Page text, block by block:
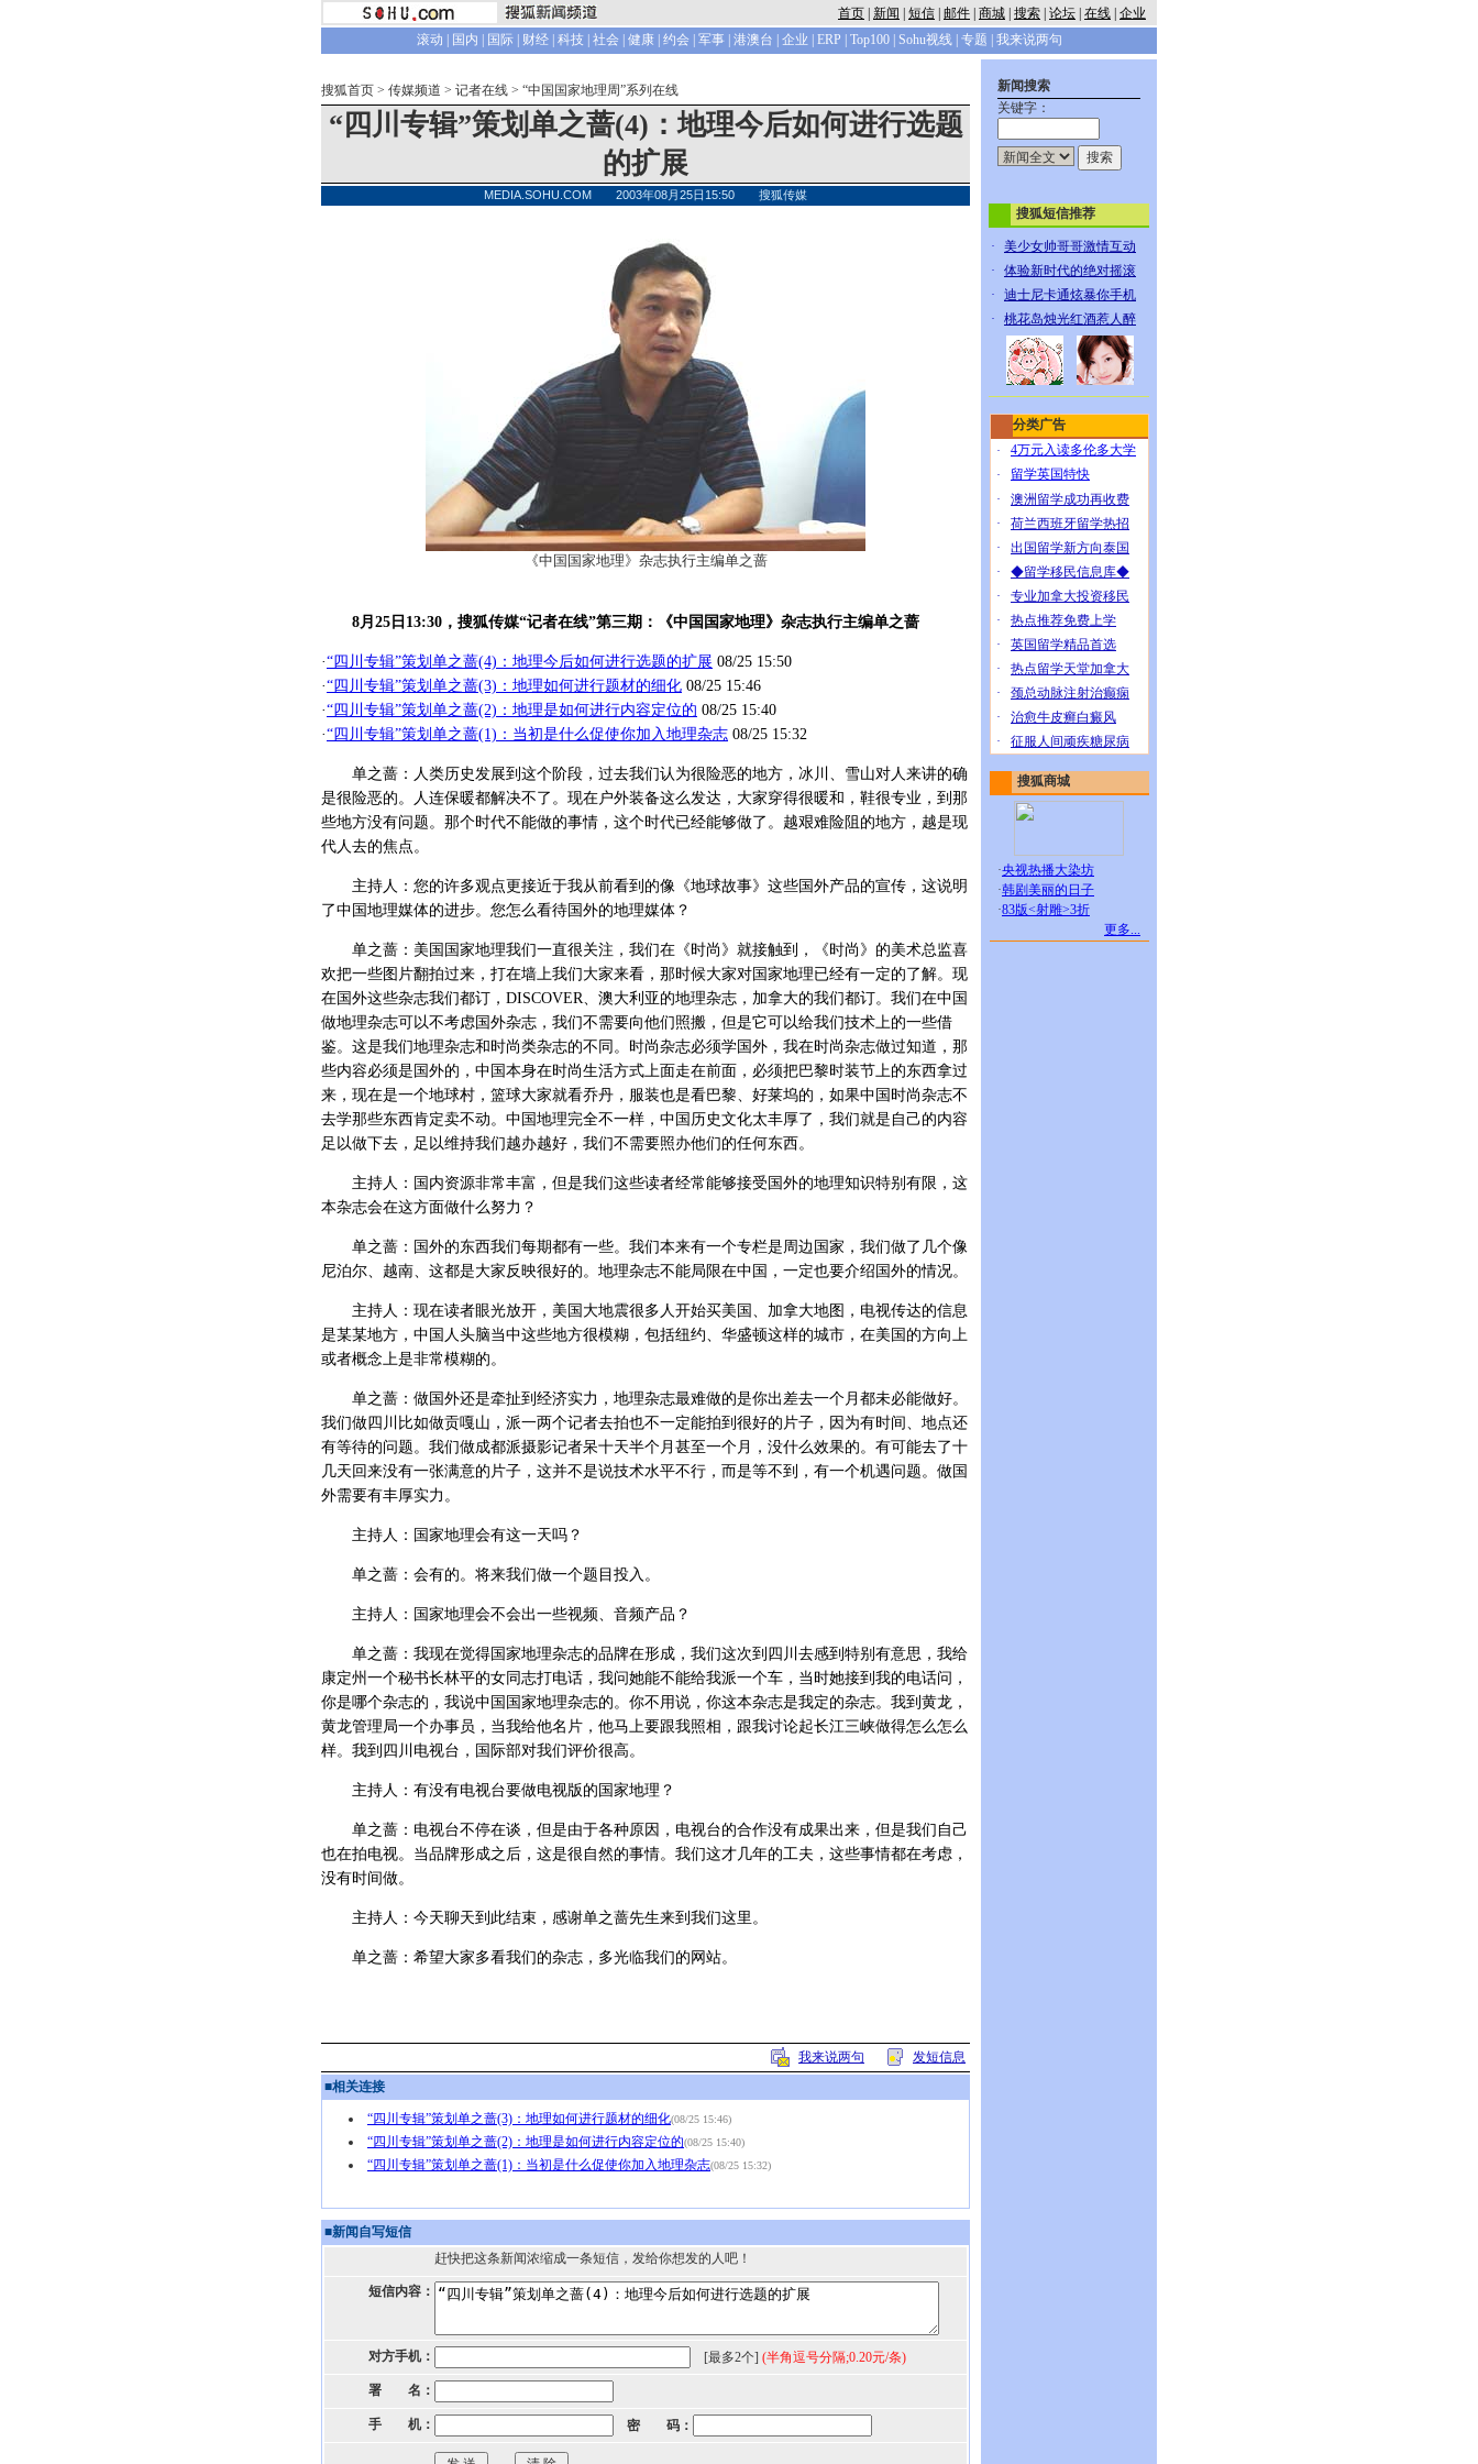
首页 新闻 短信 邮件 商城 搜索 论坛 在线 企业
滚动
国内 国际| 财经| 科技| 社会| 健康| 约会| 军事| 港澳台 企业 ERP Top100| Sohu视线| 专题 我来说两句
搜狐首页 > 传媒频道 > 记者在线 > “中国国家地理周”系列在线
“四川专辑”策划单之蔷(4)：地理今后如何进行选题
的扩展
MEDIA.SOHU.COM 2003年08月25日15:50 搜狐传媒
《中国国家地理》杂志执行主编单之蔷
8月25日13:30，搜狐传媒“记者在线”第三期：《中国国家地理》杂志执行主编单之蔷
·“四川专辑”策划单之蔷(4)：地理今后如何进行选题的扩展 08/25 15:50
·“四川专辑”策划单之蔷(3)：地理如何进行题材的细化 08/25 15:46
·“四川专辑”策划单之蔷(2)：地理是如何进行内容定位的 08/25 15:40
·“四川专辑”策划单之蔷(1)：当初是什么促使你加入地理杂志 08/25 15:32
单之蔷：人类历史发展到这个阶段，过去我们认为很险恶的地方，冰川、雪山对人来讲的确
是很险恶的。人连保暖都解决不了。现在户外装备这么发达，大家穿得很暖和，鞋很专业，到那
些地方没有问题。那个时代不能做的事情，这个时代已经能够做了。越艰难险阻的地方，越是现
代人去的焦点。
主持人：您的许多观点更接近于我从前看到的像《地球故事》这些国外产品的宣传，这说明
了中国地理媒体的进步。您怎么看待国外的地理媒体？
单之蔷：美国国家地理我们一直很关注，我们在《时尚》就接触到，《时尚》的美术总监喜
欢把一些图片翻拍过来，打在墙上我们大家来看，那时候大家对国家地理已经有一定的了解。现
在国外这些杂志我们都订，DISCOVER、澳大利亚的地理杂志，加拿大的我们都订。我们在中国
做地理杂志可以不考虑国外杂志，我们不需要向他们照搬，但是它可以给我们技术上的一些借
鉴。这是我们地理杂志和时尚类杂志的不同。时尚杂志必须学国外，我在时尚杂志做过知道，那
些内容必须是国外的，中国本身在时尚生活方式上面走在前面，必须把巴黎时装节上的东西拿过
来，现在是一个地球村，篮球大家就看乔丹，服装也是看巴黎、好莱坞的，如果中国时尚杂志不
去学那些东西肯定卖不动。中国地理完全不一样，中国历史文化太丰厚了，我们就是自己的内容
足以做下去，足以维持我们越办越好，我们不需要照办他们的任何东西。
主持人：国内资源非常丰富，但是我们这些读者经常能够接受国外的地理知识特别有限，这
本杂志会在这方面做什么努力？
单之蔷：国外的东西我们每期都有一些。我们本来有一个专栏是周边国家，我们做了几个像
尼泊尔、越南、这都是大家反映很好的。地理杂志不能局限在中国，一定也要介绍国外的情况。
主持人：现在读者眼光放开，美国大地震很多人开始买美国、加拿大地图，电视传达的信息
是某某地方，中国人头脑当中这些地方很模糊，包括纽约、华盛顿这样的城市，在美国的方向上
或者概念上是非常模糊的。
单之蔷：做国外还是牵扯到经济实力，地理杂志最难做的是你出差去一个月都未必能做好。
我们做四川比如做贡嘎山，派一两个记者去拍也不一定能拍到很好的片子，因为有时间、地点还
有等待的问题。我们做成都派摄影记者呆十天半个月甚至一个月，没什么效果的。有可能去了十
几天回来没有一张满意的片子，这并不是说技术水平不行，而是等不到，有一个机遇问题。做国
外需要有丰厚实力。
主持人：国家地理会有这一天吗？
单之蔷：会有的。将来我们做一个题目投入。
主持人：国家地理会不会出一些视频、音频产品？
单之蔷：我现在觉得国家地理杂志的品牌在形成，我们这次到四川去感到特别有意思，我给
康定州一个秘书长林平的女同志打电话，我问她能不能给我派一个车，当时她接到我的电话问，
你是哪个杂志的，我说中国国家地理杂志的。你不用说，你这本杂志是我定的杂志。我到黄龙，
黄龙管理局一个办事员，当我给他名片，他马上要跟我照相，跟我讨论起长江三峡做得怎么怎么
样。我到四川电视台，国际部对我们评价很高。
主持人：有没有电视台要做电视版的国家地理？
单之蔷：电视台不停在谈，但是由于各种原因，电视台的合作没有成果出来，但是我们自己
也在拍电视。当品牌形成之后，这是很自然的事情。我们这才几年的工夫，这些事情都在考虑，
没有时间做。
主持人：今天聊天到此结束，感谢单之蔷先生来到我们这里。
单之蔷：希望大家多看我们的杂志，多光临我们的网站。
我来说两句
发短信息
■相关连接
“四川专辑”策划单之蔷(3)：地理如何进行题材的细化(08/25 15:46)
“四川专辑”策划单之蔷(2)：地理是如何进行内容定位的(08/25 15:40)
“四川专辑”策划单之蔷(1)：当初是什么促使你加入地理杂志(08/25 15:32)
■新闻自写短信
赶快把这条新闻浓缩成一条短信，发给你想发的人吧！
短信内容：
对方手机： [最多2个] (半角逗号分隔;0.20元/条)
署 名：
手 机： 密 码：
新闻搜索
关键字：
搜狐短信推荐
·
美少女帅哥哥激情互动
·
体验新时代的绝对摇滚
·
迪士尼卡通炫暴你手机
·
桃花岛烛光红酒惹人醉
分类广告
·
4万元入读多伦多大学
·
留学英国特快
·
澳洲留学成功再收费
·
荷兰西班牙留学热招
·
出国留学新方向泰国
·
◆留学移民信息库◆
·
专业加拿大投资移民
·
热点推荐免费上学
·
英国留学精品首选
·
热点留学天堂加拿大
·
颈总动脉注射治癫痫
·
治愈牛皮癣白癜风
·
征服人间顽疾糖尿病
搜狐商城
·央视热播大染坊
·韩剧美丽的日子
·83版<射雕>3折
更多...